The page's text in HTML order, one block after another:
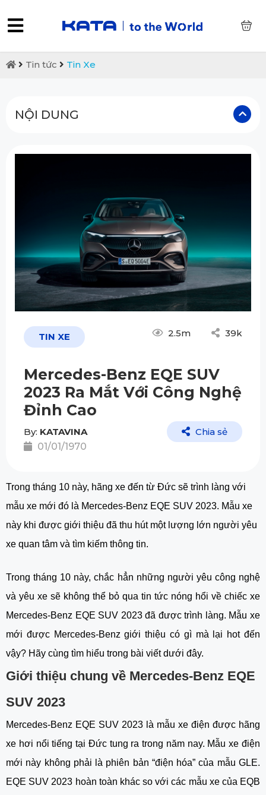
Tin tức Tin Xe
NỘI DUNG
TIN XE 2.5m 39k
Mercedes-Benz EQE SUV
2023 Ra Mắt Với Công Nghệ
Đỉnh Cao
By: KATAVINA
01/01/1970
Chia sẻ
Trong tháng 10 này, hãng xe đến từ Đức sẽ trình làng với
mẫu xe mới đó là Mercedes-Benz EQE SUV 2023. Mẫu xe
này khi được giới thiệu đã thu hút một lượng lớn người yêu
xe quan tâm và tìm kiếm thông tin.
Trong tháng 10 này, chắc hẳn những người yêu công nghệ
và yêu xe sẽ không thể bỏ qua tin tức nóng hổi về chiếc xe
Mercedes-Benz EQE SUV 2023 đã được trình làng. Mẫu xe
mới được Mercedes-Benz giới thiệu có gì mà lại hot đến
vậy? Hãy cùng tìm hiểu trong bài viết dưới đây.
Giới thiệu chung về Mercedes-Benz EQE
SUV 2023
Mercedes-Benz EQE SUV 2023 là mẫu xe điện được hãng
xe hơi nổi tiếng tại Đức tung ra trong năm nay. Mẫu xe điện
mới này không phải là phiên bản “điện hóa” của mẫu GLE.
EQE SUV 2023 hoàn toàn khác so với các mẫu xe của EQB